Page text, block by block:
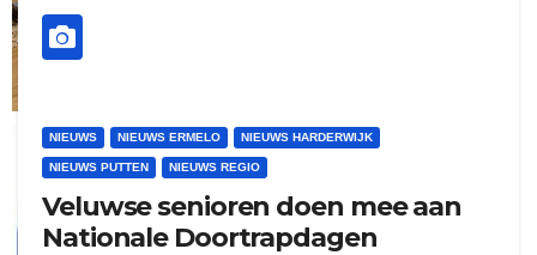
zielman
ruitengaparket
NIEUWS NIEUWS ERMELO NIEUWS HARDERWIJK
NIEUWS PUTTEN NIEUWS REGIO
Veluwse senioren doen mee aan
Nationale Doortrapdagen